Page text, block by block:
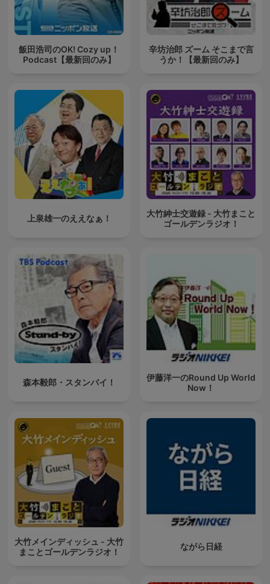
飯田浩司のOK! Cozy up！
Podcast【最新回のみ】
辛坊治郎 ズーム そこまで言
うか！【最新回のみ】
上泉雄一のええなぁ！
大竹紳士交遊録 - 大竹まこと
ゴールデンラジオ！
森本毅郎・スタンバイ！
伊藤洋一のRound Up World
Now！
大竹メインディッシュ - 大竹
まことゴールデンラジオ！
ながら日経